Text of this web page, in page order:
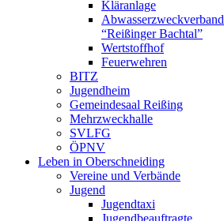
Kläranlage
Abwasserzweckverband
“Reißinger Bachtal”
Wertstoffhof
Feuerwehren
BITZ
Jugendheim
Gemeindesaal Reißing
Mehrzweckhalle
SVLFG
ÖPNV
Leben in Oberschneiding
Vereine und Verbände
Jugend
Jugendtaxi
Jugendbeauftragte